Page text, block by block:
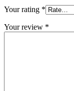
Your rating *
Your review *